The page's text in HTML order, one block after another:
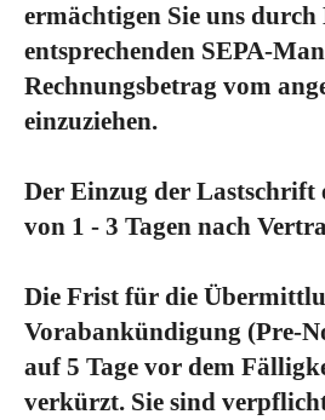
ermächtigen Sie uns
entsprechenden SEPA-
Rechnungsbetrag vom
einzuziehen.
Der Einzug der
von 1 - 3 Tagen nach
Die Frist für die
Vorabankündigung (Pre-
auf 5 Tage vor dem
verkürzt. Sie sind